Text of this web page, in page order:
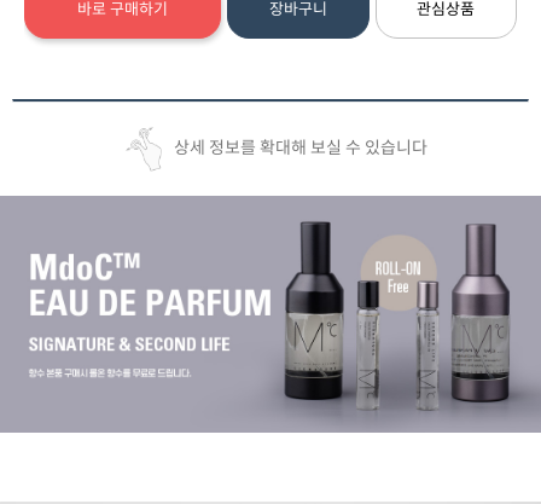
바로 구매하기 장바구니 관심상품
상세 정보를 확대해 보실 수 있습니다